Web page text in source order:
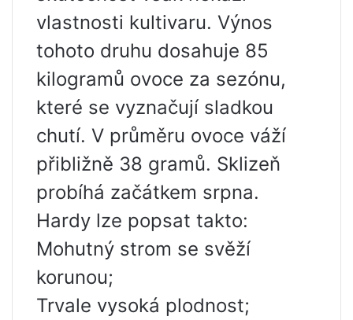
vlastnosti kultivaru. Výnos
tohoto druhu dosahuje 85
kilogramů ovoce za sezónu,
které se vyznačují sladkou
chutí. V průměru ovoce váží
přibližně 38 gramů. Sklizeň
probíhá začátkem srpna.
Hardy lze popsat takto:
Mohutný strom se svěží
korunou;
Trvale vysoká plodnost;